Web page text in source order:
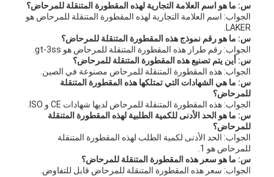
س: ما هو اسم العلامة التجارية لهذه المقطورة المتنقلة للمرحاض؟
الجواب: اسم العلامة التجارية لهذه المقطورة المتنقلة للمرحاض هو
LAKER.
س: ما هو رقم نموذج هذه المقطورة المتنقلة للمرحاض؟
الجواب: رقم طراز هذه المقطورة المتنقلة للمرحاض هو gt-3ss.
س: أين يتم تصنيع هذه المقطورة المتنقلة للمرحاض؟
الجواب: هذه المقطورة المتنقلة للمرحاض مصنوعة في الصين.
س: ما هي الشهادات التي تمتلكها هذه المقطورة المتنقلة
للمرحاض؟
الجواب: هذه المقطورة المتنقلة للمرحاض لديها شهادات CE و ISO.
س: ما هو الحد الأدنى للكمية الطلبية لهذه المقطورة المتنقلة
للمرحاض؟
الجواب: الحد الأدنى لكمية الطلب لهذه المقطورة المتنقلة
للمرحاض هو 1.
س: ما هو سعر هذه المقطورة المتنقلة للمرحاض؟
الجواب: سعر هذه المقطورة المتنقلة للمرحاض قابل للتفاوض.